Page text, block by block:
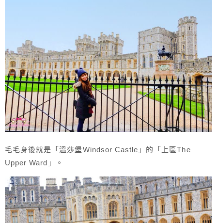
毛毛身後就是「溫莎堡Windsor Castle」的「上區The
Upper Ward」。